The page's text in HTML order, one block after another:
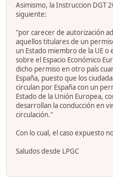
Asimismo, la Instruccion DGT
siguiente:
"por carecer de autorización
aquellos titulares de un
un Estado miembro de la UE
sobre el Espacio Económico
dicho permiso en otro país
España, puesto que los
circulan por España con un
Estado de la Unión Europea,
desarrollan la conducción en
circulación."
Con lo cual, el caso expuesto
Saludos desde LPGC